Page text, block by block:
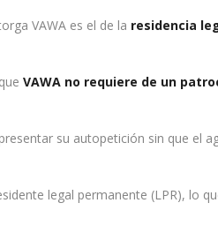
VAWA es el de la residencia
VAWA no requiere de un
su autopetición sin que el
legal permanente (LPR), lo